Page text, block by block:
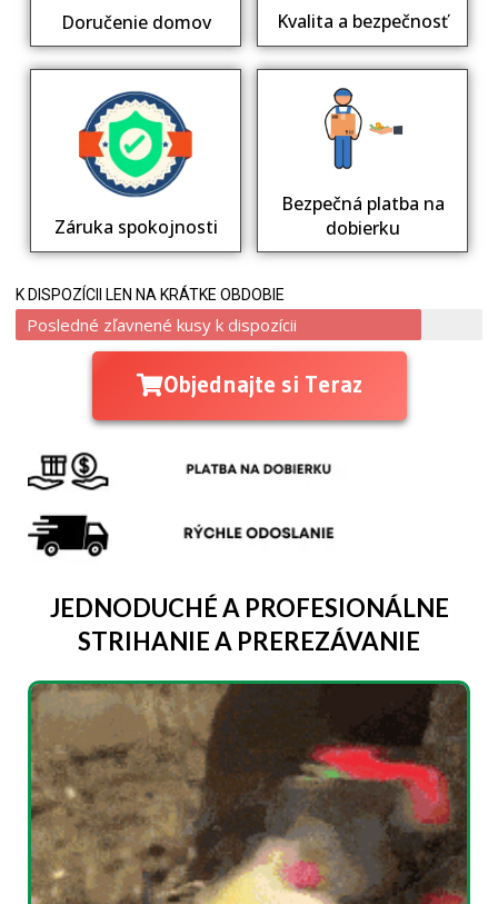
Doručenie domov Kvalita a bezpečnosť
Záruka spokojnosti
Bezpečná platba na
dobierku
K DISPOZÍCII LEN NA KRÁTKE OBDOBIE
Posledné zľavnené kusy k dispozícii
Objednajte si Teraz
JEDNODUCHÉ A PROFESIONÁLNE
STRIHANIE A PREREZÁVANIE